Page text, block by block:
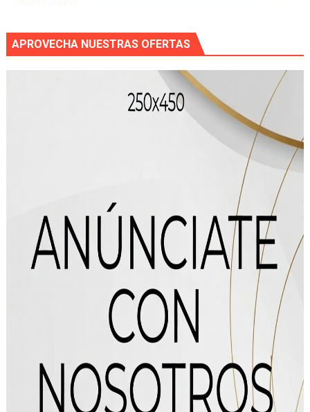
APROVECHA NUESTRAS OFERTAS